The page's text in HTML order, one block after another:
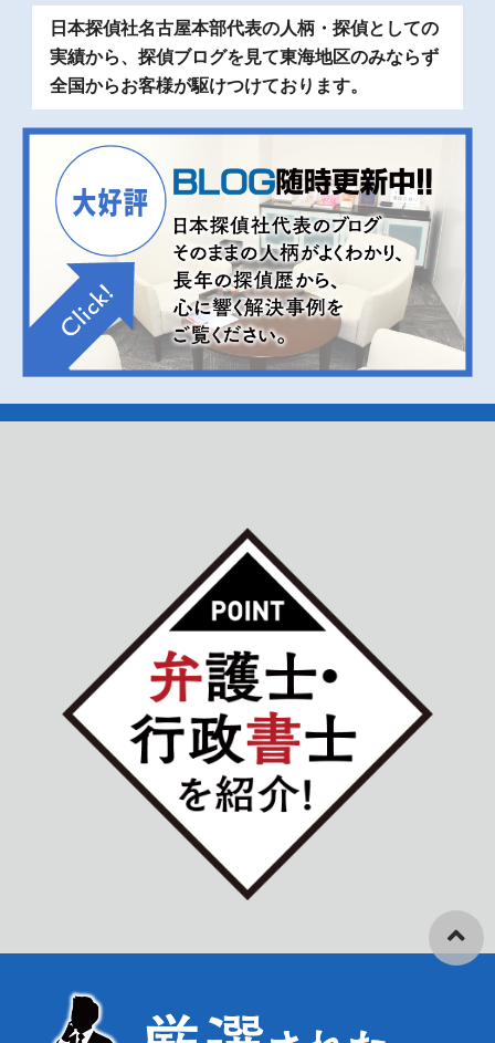
日本探偵社名古屋本部代表の人柄・探偵としての
実績から、探偵ブログを見て東海地区のみならず
全国からお客様が駆けつけております。